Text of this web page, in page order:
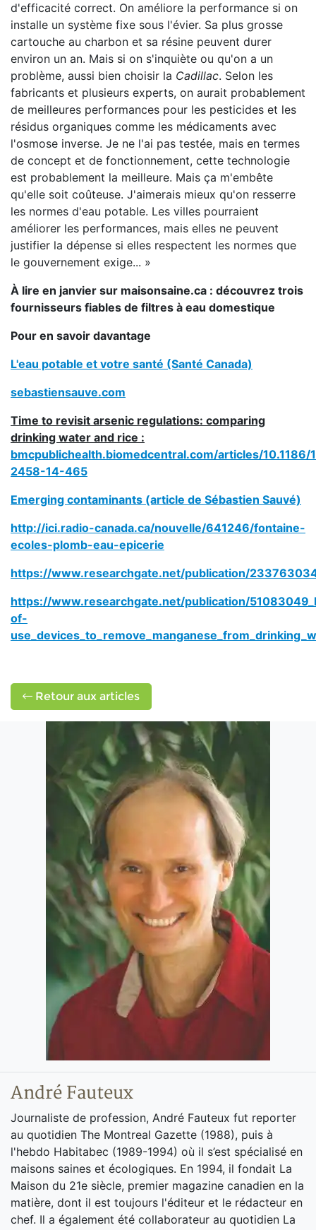
d'efficacité correct. On améliore la performance si on
installe un système fixe sous l'évier. Sa plus grosse
cartouche au charbon et sa résine peuvent durer
environ un an. Mais si on s'inquiète ou qu'on a un
problème, aussi bien choisir la Cadillac. Selon les
fabricants et plusieurs experts, on aurait probablement
de meilleures performances pour les pesticides et les
résidus organiques comme les médicaments avec
l'osmose inverse. Je ne l'ai pas testée, mais en termes
de concept et de fonctionnement, cette technologie
est probablement la meilleure. Mais ça m'embête
qu'elle soit coûteuse. J'aimerais mieux qu'on resserre
les normes d'eau potable. Les villes pourraient
améliorer les performances, mais elles ne peuvent
justifier la dépense si elles respectent les normes que
le gouvernement exige... »
À lire en janvier sur maisonsaine.ca : découvrez trois
fournisseurs fiables de filtres à eau domestique
Pour en savoir davantage
L'eau potable et votre santé (Santé Canada)
sebastiensauve.com
Time to revisit arsenic regulations: comparing
drinking water and rice :
bmcpublichealth.biomedcentral.com/articles/10.1186/
2458-14-465
Emerging contaminants (article de Sébastien Sauvé)
http://ici.radio-canada.ca/nouvelle/641246/fontaine-
ecoles-plomb-eau-epicerie
https://www.researchgate.net/publication/
https://www.researchgate.net/publication/
of-
Retour aux articles
André Fauteux
Journaliste de profession, André Fauteux fut reporter
au quotidien The Montreal Gazette (1988), puis à
l'hebdo Habitabec (1989-1994) où il s’est spécialisé en
maisons saines et écologiques. En 1994, il fondait La
Maison du 21e siècle, premier magazine canadien en la
matière, dont il est toujours l'éditeur et le rédacteur en
chef. Il a également été collaborateur au quotidien La